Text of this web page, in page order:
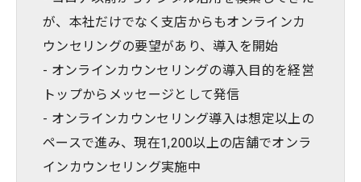
が、本社だけでなく支店からもオンラインカ
ウンセリングの要望があり、導入を開始
- オンラインカウンセリングの導入目的を経営
トップからメッセージとして発信
- オンラインカウンセリング導入は想定以上の
ペースで進み、現在1,200以上の店舗でオンラ
インカウンセリング実施中